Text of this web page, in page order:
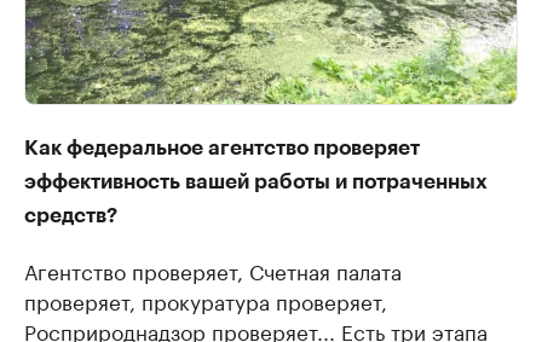
Как федеральное агентство проверяет
эффективность вашей работы и потраченных
средств?
Агентство проверяет, Счетная палата
проверяет, прокуратура проверяет,
Росприроднадзор проверяет... Есть три этапа